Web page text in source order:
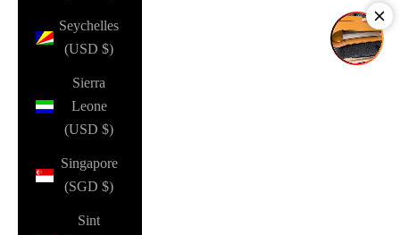
Seychelles
(USD $)
Sierra
Leone
(USD $)
Singapore
(SGD $)
Sint